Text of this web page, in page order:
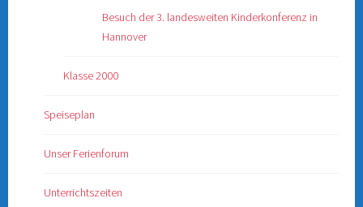
Besuch der 3. landesweiten Kinderkonferenz in
Hannover
Klasse 2000
Speiseplan
Unser Ferienforum
Unterrichtszeiten